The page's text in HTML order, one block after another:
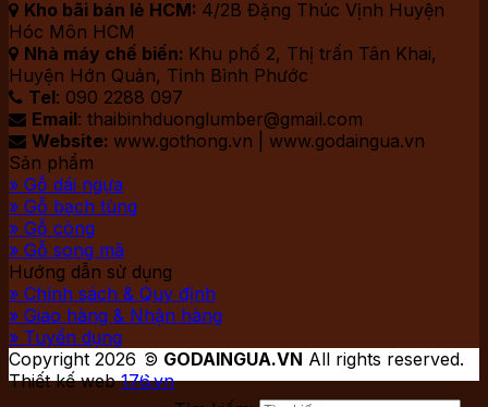
 Kho bãi bán lẻ HCM: 4/2B Đặng Thúc Vịnh Huyện
Hóc Môn HCM
 Nhà máy chế biến: Khu phố 2, Thị trấn Tân Khai,
Huyện Hớn Quản, Tỉnh Bình Phước
 Tel: 090 2288 097
 Email: thaibinhduonglumber@gmail.com
 Website: www.gothong.vn | www.godaingua.vn
Sản phẩm
» Gỗ dái ngựa
» Gỗ bạch tùng
» Gỗ còng
» Gỗ song mã
Hướng dẫn sử dụng
» Chính sách & Quy định
» Giao hàng & Nhận hàng
» Tuyển dụng
Copyright 2026 © GODAINGUA.VN All rights reserved.
Thiết kế web176.vn